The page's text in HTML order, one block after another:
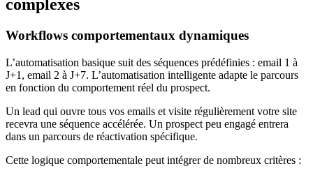
complexes
Workflows comportementaux dynamiques
L’automatisation basique suit des séquences prédéfinies : email 1 à
J+1, email 2 à J+7. L’automatisation intelligente adapte le parcours
en fonction du comportement réel du prospect.
Un lead qui ouvre tous vos emails et visite régulièrement votre site
recevra une séquence accélérée. Un prospect peu engagé entrera
dans un parcours de réactivation spécifique.
Cette logique comportementale peut intégrer de nombreux critères :